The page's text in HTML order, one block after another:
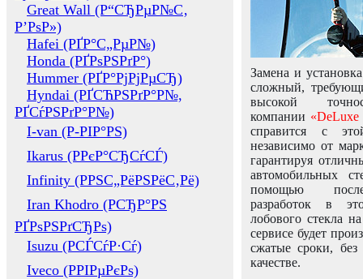
Great Wall (Р“СЂРµР№С‚
Р’РѕР»)
Hafei (РҐР°С„РµР№)
Honda (РҐРѕРЅРґР°)
Hummer (РҐР°РјРјРµСЂ)
Hyndai (РҐСЋРЅРґР°Р№,
РҐСѓРЅРґР°Р№)
I-van (Р-РІР°РЅ)
Ikarus (РРєР°СЂСѓСЃ)
Infinity (РРЅС„РёРЅРёС‚Рё)
Iran Khodro (РСЂР°РЅ
РҐРѕРЅРґСЂРѕ)
Isuzu (РСЃСѓР·Сѓ)
Iveco (РРІРµРєРѕ)
Замена и
сложный,
высокой
компании «DeLuxe
справится с
независимо от
гарантируя
автомобильных
помощью
разработок в
лобового стекла
сервисе будет
сжатые сроки,
качестве.